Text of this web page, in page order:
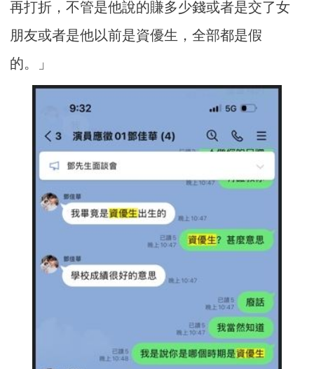
再打折，不管是他說的賺多少錢或者是交了女
朋友或者是他以前是資優生，全部都是假
的。」